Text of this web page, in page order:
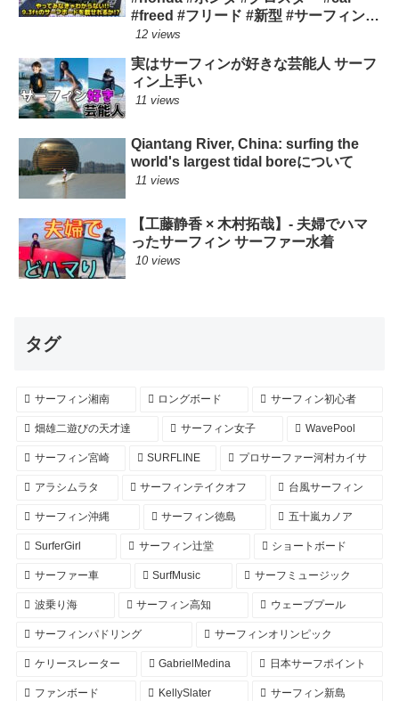
#freed #フリード #新型 #サーフィン
ロングボード
12 views
実はサーフィンが好きな芸能人 サーフ
ィン上手い
11 views
Qiantang River, China: surfing the
world's largest tidal boreについて
11 views
【工藤静香 × 木村拓哉】- 夫婦でハマ
ったサーフィン サーファー水着
10 views
タグ
サーフィン湘南 ロングボード サーフィン初心者
畑雄二遊びの天才達 サーフィン女子 WavePool
サーフィン宮崎 SURFLINE プロサーファー河村カイサ
アラシムラタ サーフィンテイクオフ 台風サーフィン
サーフィン沖縄 サーフィン徳島 五十嵐カノア
SurferGirl サーフィン辻堂 ショートボード
サーファー車 SurfMusic サーフミュージック
波乗り海 サーフィン高知 ウェーブプール
サーフィンパドリング サーフィンオリンピック
ケリースレーター GabrielMedina 日本サーフポイント
ファンボード KellySlater サーフィン新島